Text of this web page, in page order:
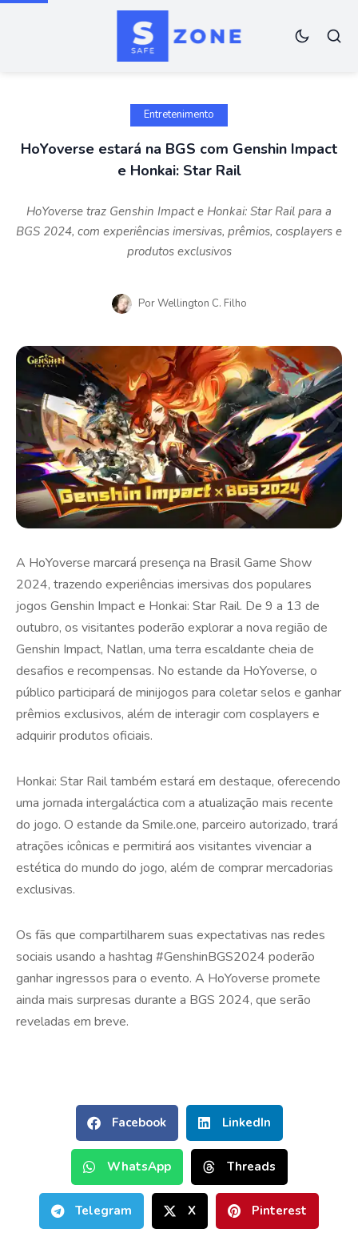
Entretenimento
HoYoverse estará na BGS com Genshin Impact
e Honkai: Star Rail
HoYoverse traz Genshin Impact e Honkai: Star Rail para a
BGS 2024, com experiências imersivas, prêmios, cosplayers e
produtos exclusivos
PorWellington C. Filho
A HoYoverse marcará presença na Brasil Game Show
2024, trazendo experiências imersivas dos populares
jogos Genshin Impact e Honkai: Star Rail. De 9 a 13 de
outubro, os visitantes poderão explorar a nova região de
Genshin Impact, Natlan, uma terra escaldante cheia de
desafios e recompensas. No estande da HoYoverse, o
público participará de minijogos para coletar selos e ganhar
prêmios exclusivos, além de interagir com cosplayers e
adquirir produtos oficiais.
Honkai: Star Rail também estará em destaque, oferecendo
uma jornada intergaláctica com a atualização mais recente
do jogo. O estande da Smile.one, parceiro autorizado, trará
atrações icônicas e permitirá aos visitantes vivenciar a
estética do mundo do jogo, além de comprar mercadorias
exclusivas.
Os fãs que compartilharem suas expectativas nas redes
sociais usando a hashtag #GenshinBGS2024 poderão
ganhar ingressos para o evento. A HoYoverse promete
ainda mais surpresas durante a BGS 2024, que serão
reveladas em breve.
Facebook LinkedIn
WhatsApp Threads
Telegram X Pinterest